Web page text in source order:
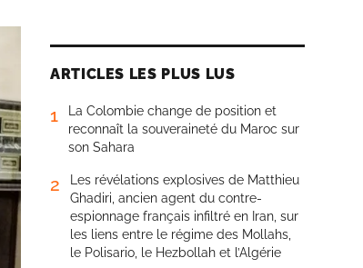
ARTICLES LES PLUS LUS
1
La Colombie change de position et
reconnaît la souveraineté du Maroc sur
son Sahara
2
Les révélations explosives de Matthieu
Ghadiri, ancien agent du contre-
espionnage français infiltré en Iran, sur
les liens entre le régime des Mollahs,
le Polisario, le Hezbollah et l’Algérie